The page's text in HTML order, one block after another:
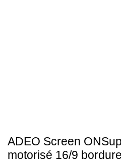
ADEO Screen
motorisé 16/9